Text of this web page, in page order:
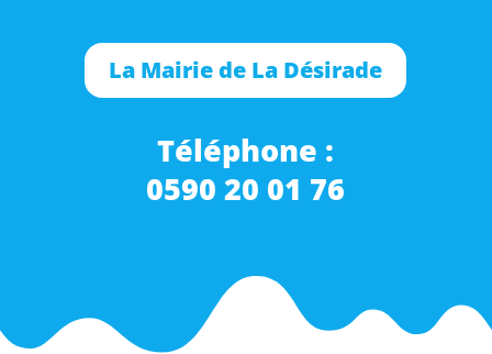
La Mairie de La Désirade
Téléphone :
0590 20 01 76